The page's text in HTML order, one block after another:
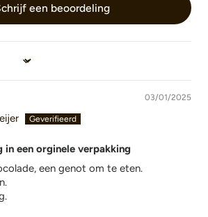
een beoordeling
03/01/2025
in een orginele verpakking
een genot om te eten.